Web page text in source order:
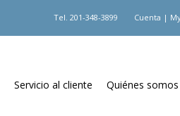
Tel. 201-348-3899 Cuenta |
Servicio al cliente Quiénes somos